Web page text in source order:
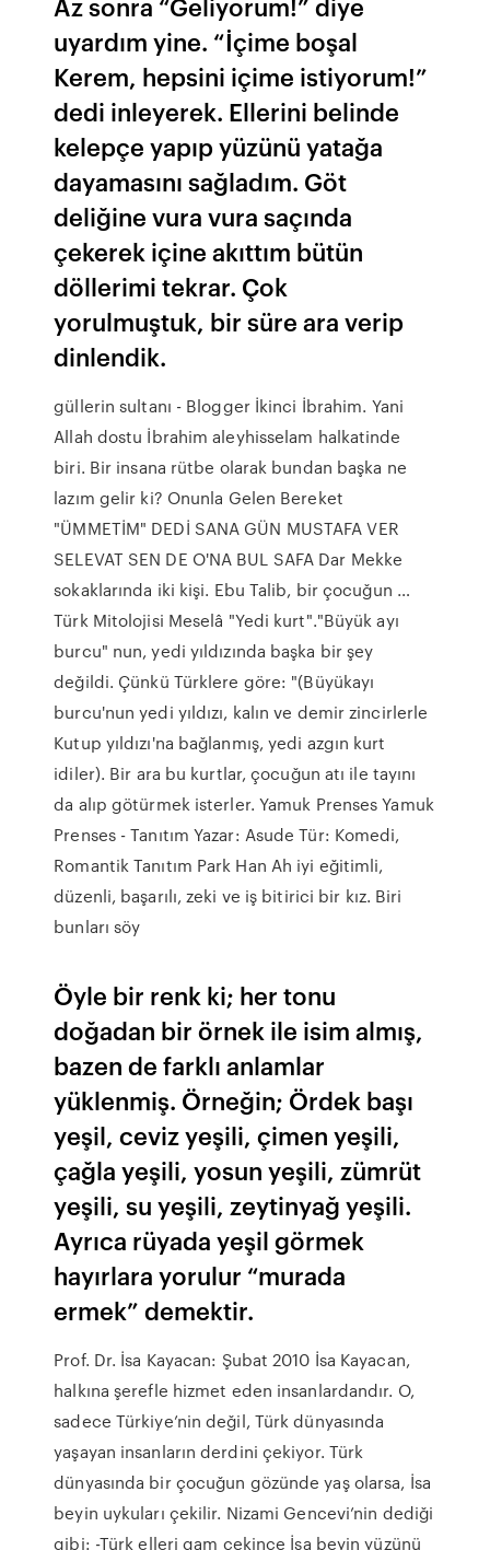
uyardım yine. “İçime boşal
Kerem, hepsini içime istiyorum!”
dedi inleyerek. Ellerini belinde
kelepçe yapıp yüzünü yatağa
dayamasını sağladım. Göt
deliğine vura vura saçında
çekerek içine akıttım bütün
döllerimi tekrar. Çok
yorulmuştuk, bir süre ara verip
dinlendik.
güllerin sultanı - Blogger İkinci İbrahim. Yani
Allah dostu İbrahim aleyhisselam halkatinde
biri. Bir insana rütbe olarak bundan başka ne
lazım gelir ki? Onunla Gelen Bereket
"ÜMMETİM" DEDİ SANA GÜN MUSTAFA VER
SELEVAT SEN DE O'NA BUL SAFA Dar Mekke
sokaklarında iki kişi. Ebu Talib, bir çocuğun …
Türk Mitolojisi Meselâ "Yedi kurt"."Büyük ayı
burcu" nun, yedi yıldızında başka bir şey
değildi. Çünkü Türklere göre: "(Büyükayı
burcu'nun yedi yıldızı, kalın ve demir zincirlerle
Kutup yıldızı'na bağlanmış, yedi azgın kurt
idiler). Bir ara bu kurtlar, çocuğun atı ile tayını
da alıp götürmek isterler. Yamuk Prenses Yamuk
Prenses - Tanıtım Yazar: Asude Tür: Komedi,
Romantik Tanıtım Park Han Ah iyi eğitimli,
düzenli, başarılı, zeki ve iş bitirici bir kız. Biri
bunları söy
Öyle bir renk ki; her tonu
doğadan bir örnek ile isim almış,
bazen de farklı anlamlar
yüklenmiş. Örneğin; Ördek başı
yeşil, ceviz yeşili, çimen yeşili,
çağla yeşili, yosun yeşili, zümrüt
yeşili, su yeşili, zeytinyağ yeşili.
Ayrıca rüyada yeşil görmek
hayırlara yorulur “murada
ermek” demektir.
Prof. Dr. İsa Kayacan: Şubat 2010 İsa Kayacan,
halkına şerefle hizmet eden insanlardandır. O,
sadece Türkiye’nin değil, Türk dünyasında
yaşayan insanların derdini çekiyor. Türk
dünyasında bir çocuğun gözünde yaş olarsa, İsa
beyin uykuları çekilir. Nizami Gencevi’nin dediği
gibi: -Türk elleri gam çekince İsa beyin yüzünü